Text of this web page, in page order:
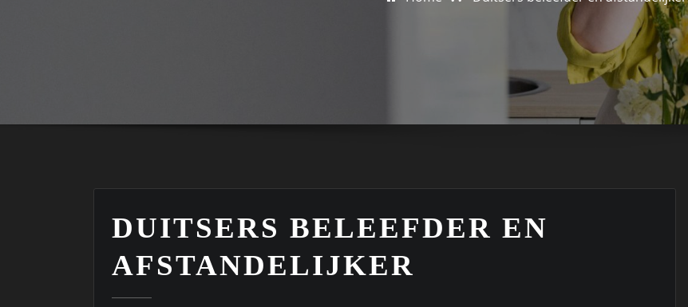
DUITSERS BELEEFDER EN
AFSTANDELIJKER